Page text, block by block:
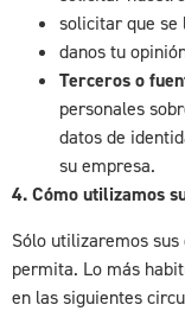
solicitar que
danos tu
Terceros o
personales
datos de
su empresa.
4. Cómo utilizamos
Sólo utilizaremos
permita. Lo más
en las siguientes